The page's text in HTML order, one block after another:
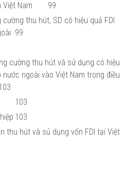
Nam
99
thu hút, SD có hiệu quả FDI
99
cường thu hút và sử dụng có hiệu
ngoài vào Việt Nam trong điều
103
103
thu hút và sủ dụng vốn FDI tại Việt